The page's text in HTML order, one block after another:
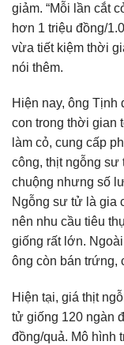
giảm. “Mỗi lần cắt
hơn 1 triệu đồng/
vừa tiết kiệm thời
nói thêm.
Hiện nay, ông Tịnh
con trong thời gian
làm cỏ, cung cấp
công, thịt ngỗng
chuộng nhưng số
Ngỗng sư tử là gia
nên nhu cầu tiêu
giống rất lớn.
ông còn bán trứng,
Hiện tại, giá thịt
tử giống 120 ngàn
đồng/quả. Mô hình